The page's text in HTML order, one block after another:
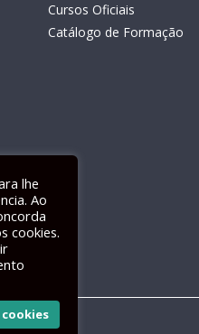
Cursos Oficiais
Catálogo de Formação
lhe
Ao
cookies.